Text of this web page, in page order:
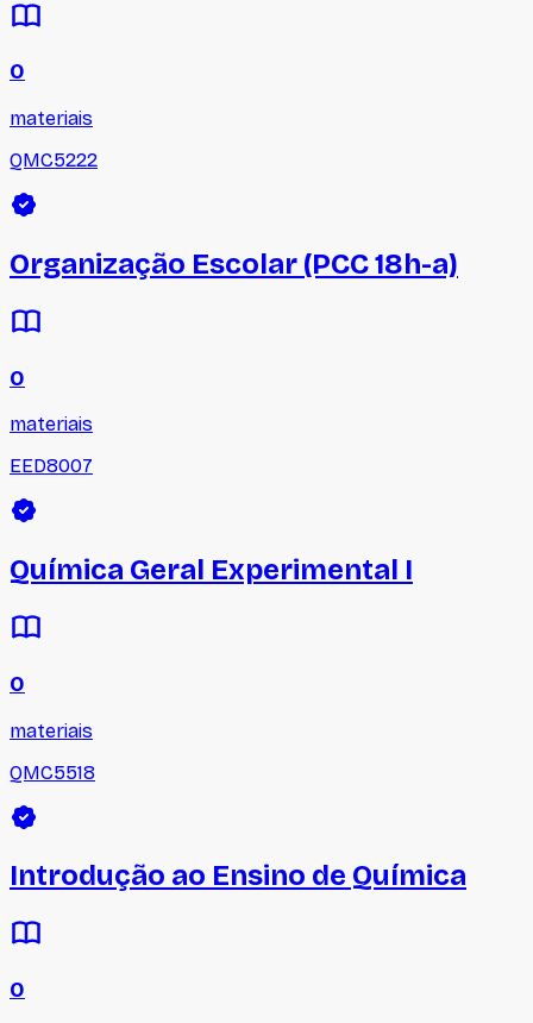
0
materiais
QMC5222
Organização Escolar (PCC 18h-a)
0
materiais
EED8007
Química Geral Experimental I
0
materiais
QMC5518
Introdução ao Ensino de Química
0